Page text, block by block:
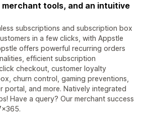
tools, and an intuitive
subscriptions and subscription box
in a few clicks, with Appstle
offers powerful recurring orders
efficient subscription
checkout, customer loyalty
churn control, gaming preventions,
portal, and more. Natively integrated
Have a query? Our merchant success